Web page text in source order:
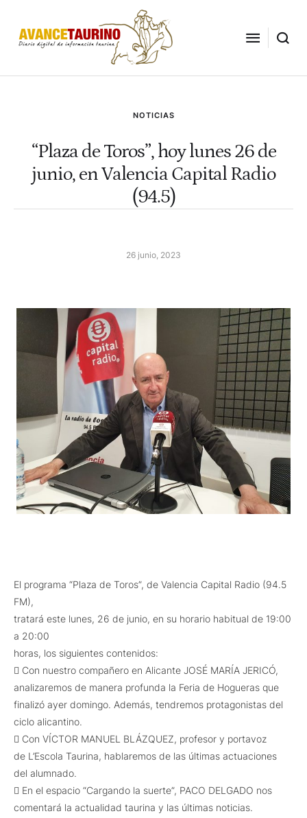
NOTICIAS
“Plaza de Toros”, hoy lunes 26 de
junio, en Valencia Capital Radio
(94.5)
26 junio, 2023
El programa “Plaza de Toros”, de Valencia Capital Radio (94.5
FM),
tratará este lunes, 26 de junio, en su horario habitual de 19:00
a 20:00
horas, los siguientes contenidos:
 Con nuestro compañero en Alicante JOSÉ MARÍA JERICÓ,
analizaremos de manera profunda la Feria de Hogueras que
finalizó ayer domingo. Además, tendremos protagonistas del
ciclo alicantino.
 Con VÍCTOR MANUEL BLÁZQUEZ, profesor y portavoz
de L’Escola Taurina, hablaremos de las últimas actuaciones
del alumnado.
 En el espacio “Cargando la suerte”, PACO DELGADO nos
comentará la actualidad taurina y las últimas noticias.